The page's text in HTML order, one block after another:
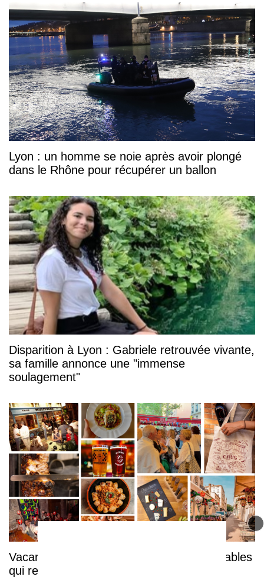
Lyon : un homme se noie après avoir plongé
dans le Rhône pour récupérer un ballon
Disparition à Lyon : Gabriele retrouvée vivante,
sa famille annonce une "immense
soulagement"
Vacances à Lyon : 6 adresses incontournables
qui restent ouvertes tout l'été